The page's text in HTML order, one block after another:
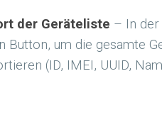
der Geräteliste – In der
Button, um die gesamte
(ID, IMEI, UUID,